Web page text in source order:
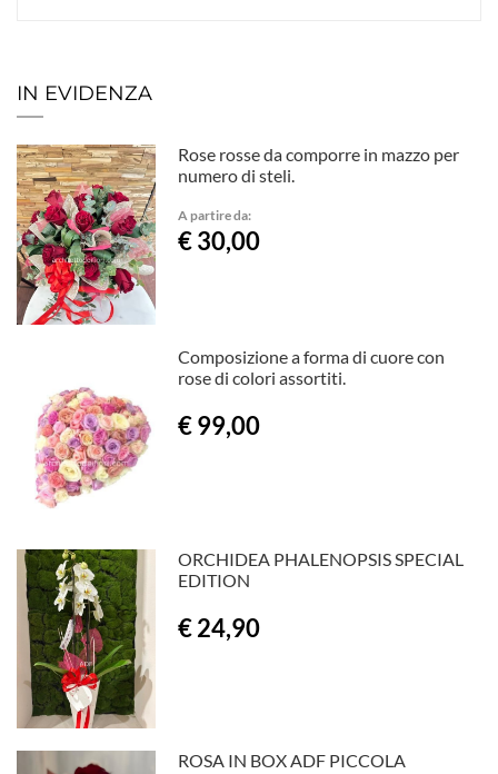
IN EVIDENZA
Rose rosse da comporre in mazzo per
numero di steli.
A partire da:
€ 30,00
Composizione a forma di cuore con
rose di colori assortiti.
€ 99,00
ORCHIDEA PHALENOPSIS SPECIAL
EDITION
€ 24,90
ROSA IN BOX ADF PICCOLA